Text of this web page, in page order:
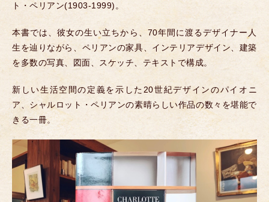
ト・ペリアン(1903-1999)。
本書では、彼女の生い立ちから、70年間に渡るデザイナー人
生を辿りながら、ペリアンの家具、インテリアデザイン、建築
を多数の写真、図面、スケッチ、テキストで構成。
新しい生活空間の定義を示した20世紀デザインのパイオニ
ア、シャルロット・ペリアンの素晴らしい作品の数々を堪能で
きる一冊。